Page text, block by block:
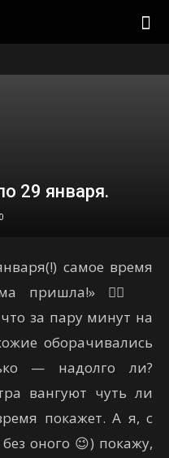
29 января.
0
самое время
пришла!» 🤦‍♂️
за пару минут на
оборачивались
— надолго ли?
вангуют чуть ли
покажет. А я, с
оного 😉) покажу,